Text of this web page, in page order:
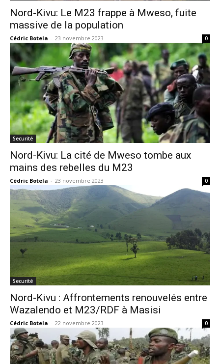
Nord-Kivu: Le M23 frappe à Mweso, fuite
massive de la population
Cédric Botela - 23 novembre 2023 0
Securité
Nord-Kivu: La cité de Mweso tombe aux
mains des rebelles du M23
Cédric Botela - 23 novembre 2023 0
Securité
Nord-Kivu : Affrontements renouvelés entre
Wazalendo et M23/RDF à Masisi
Cédric Botela - 22 novembre 2023 0